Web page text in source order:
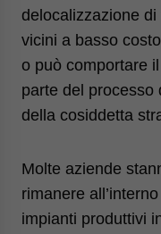
delocalizzazione
vicini a basso
o può comportare
parte del processo
della cosiddetta
Molte aziende
rimanere
impianti produttivi